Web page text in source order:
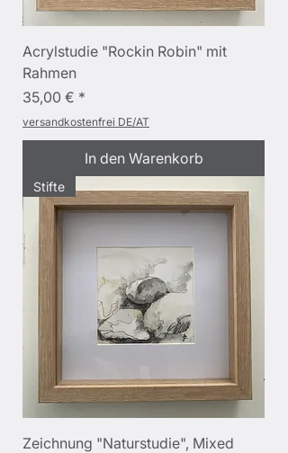
Acrylstudie "Rockin Robin" mit
Rahmen
Preis
35,00 €
versandkostenfrei DE/AT
In den Warenkorb
Stifte
Zeichnung "Naturstudie", Mixed